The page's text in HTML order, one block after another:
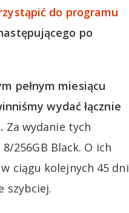
do programu
po
pełnym miesiącu
wydać łącznie
Za wydanie tych
256GB Black. O ich
ciągu kolejnych 45 dni
szybciej.